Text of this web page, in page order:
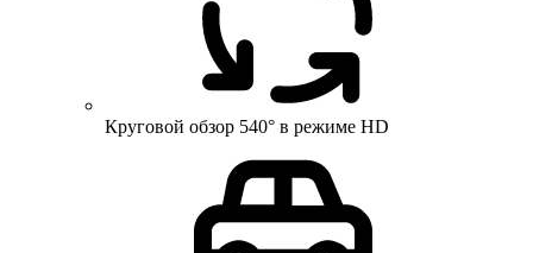
Круговой обзор 540° в режиме HD